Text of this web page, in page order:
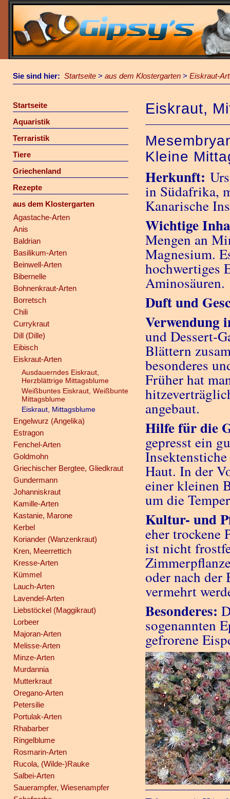
Sie sind hier: Startseite > aus dem Klostergarten > Eiskraut-
Startseite
Aquaristik
Terraristik
Tiere
Griechenland
Rezepte
aus dem Klostergarten
Agastache-Arten
Anis
Baldrian
Basilikum-Arten
Beinwell-Arten
Bibernelle
Bohnenkraut-Arten
Borretsch
Chili
Currykraut
Dill (Dille)
Eibisch
Eiskraut-Arten
Ausdauerndes Eiskraut,
Herzblättrige Mittagsblume
Weißbuntes Eiskraut, Weißbunte
Mittagsblume
Eiskraut, Mittagsblume
Engelwurz (Angelika)
Estragon
Fenchel-Arten
Goldmohn
Griechischer Bergtee, Gliedkraut
Gundermann
Johanniskraut
Kamille-Arten
Kastanie, Marone
Kerbel
Koriander (Wanzenkraut)
Kren, Meerrettich
Kresse-Arten
Kümmel
Lauch-Arten
Lavendel-Arten
Liebstöckel (Maggikraut)
Lorbeer
Majoran-Arten
Melisse-Arten
Minze-Arten
Murdannia
Mutterkraut
Oregano-Arten
Petersilie
Portulak-Arten
Rhabarber
Ringelblume
Rosmarin-Arten
Rucola, (Wilde-)Rauke
Salbei-Arten
Sauerampfer, Wiesenampfer
Eiskraut,
Kleine
Herkunft:
in Südafrika,
Kanarische
Wichtige
Mengen an
Magnesium.
hochwertiges
Aminosäuren.
Duft und
Verwendung
und Dessert-
Blättern
besonderes
Früher hat
angebaut.
Hilfe für die
gepresst ein
Haut. In der
einer kleinen
um die
Kultur- und
eher trockene
ist nicht
oder nach
vermehrt
Besonderes:
sogenannten
gefrorene